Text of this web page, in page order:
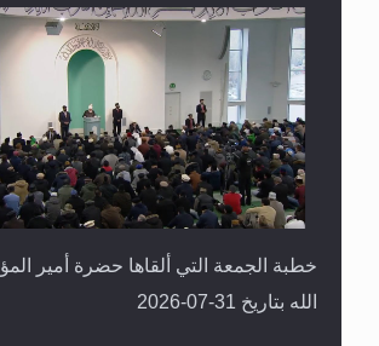
القرآن قاضٍ وحكمٌ على السنة ومهيمنٌ
العكس
خطبة الجمعة التي ألقاها حضرة أمير
الله بتاريخ 31-07-2026